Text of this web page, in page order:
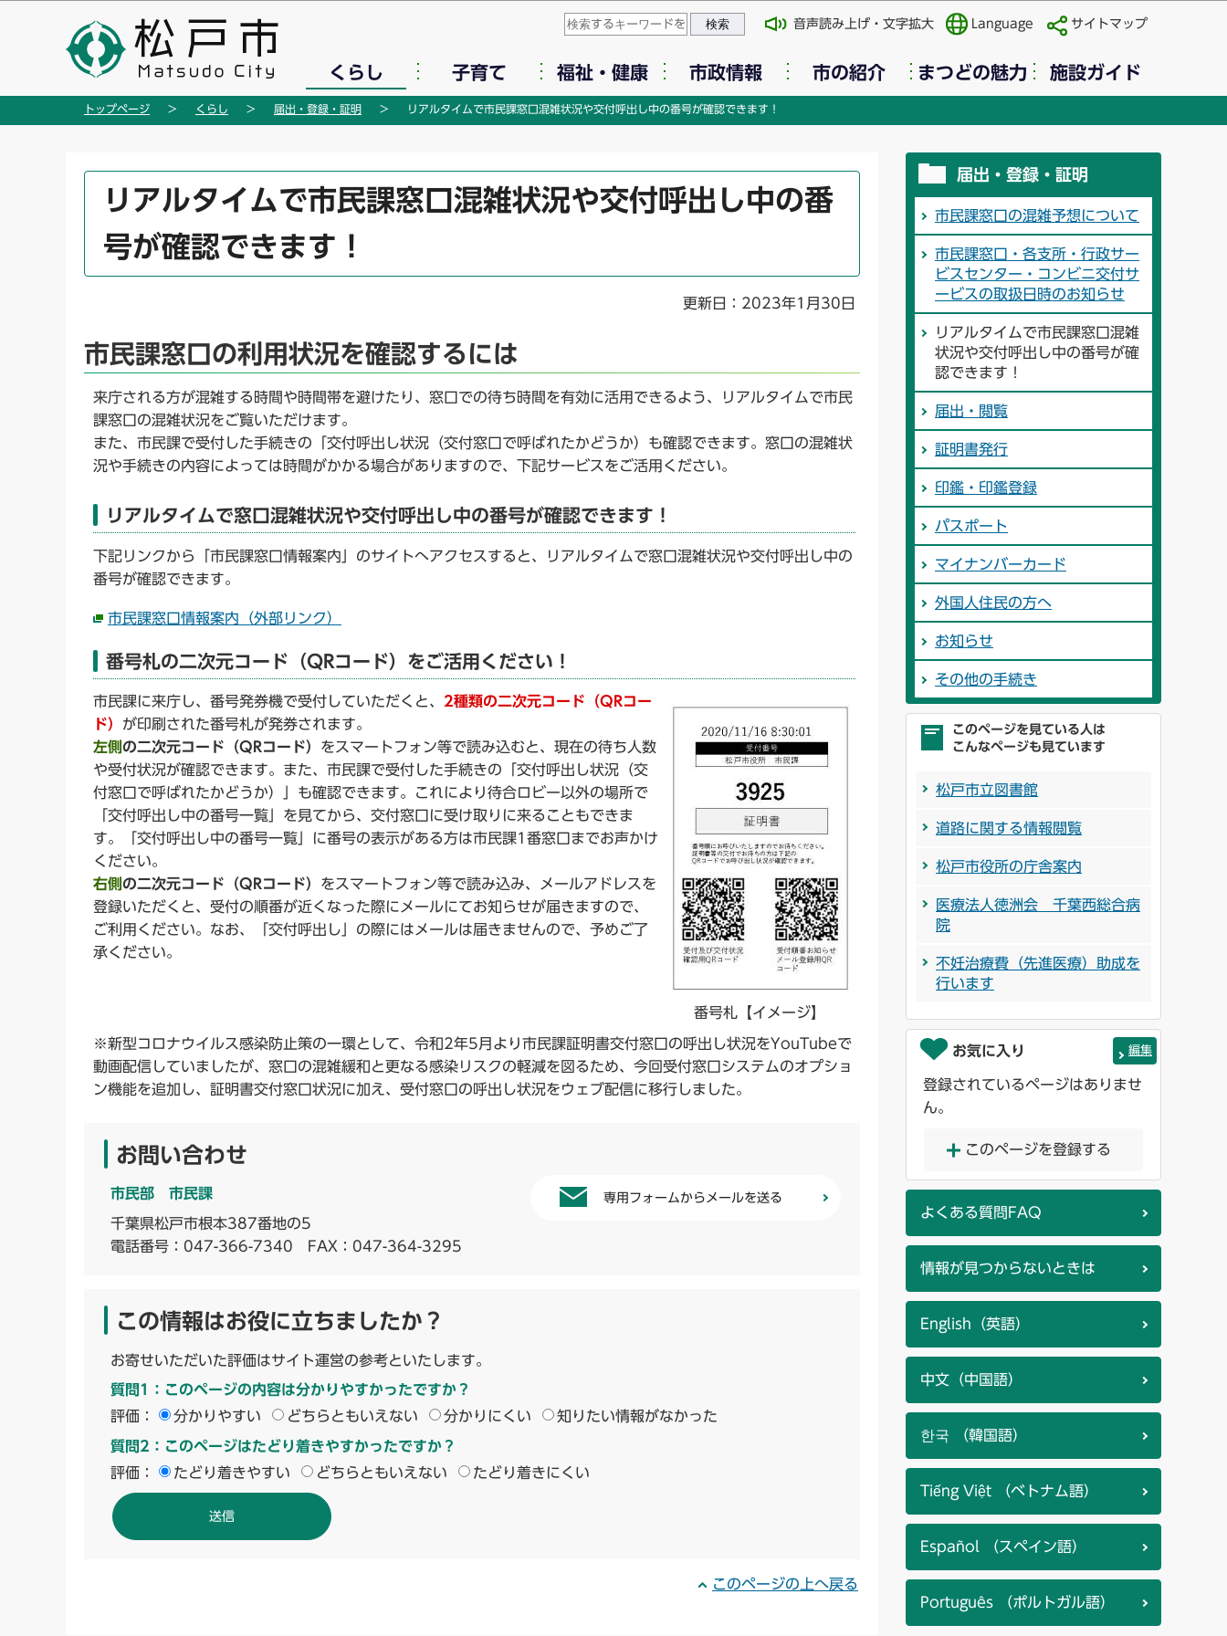
の
このページの本文へ移動
音声読み上げ・文字拡大 Language サイトマップ
くらし 子育て 福祉・健康 市政情報 市の紹介 まつどの魅力 施設ガイド
トップページ くらし 届出・登録・証明 リアルタイムで市民課窓口混雑状況や交付呼出し中の番号が確認できます！
か
リアルタイムで市民課窓口混雑状況や交付呼出し中の番
号が確認できます！
更新日：2023年1月30日
市民課窓口の利用状況を確認するには
来庁される方が混雑する時間や時間帯を避けたり、窓口での待ち時間を有効に活用できるよう、リアルタイムで市民
課窓口の混雑状況をご覧いただけます。
また、市民課で受付した手続きの「交付呼出し状況（交付窓口で呼ばれたかどうか）も確認できます。窓口の混雑状
況や手続きの内容によっては時間がかかる場合がありますので、下記サービスをご活用ください。
リアルタイムで窓口混雑状況や交付呼出し中の番号が確認できます！
下記リンクから「市民課窓口情報案内」のサイトへアクセスすると、リアルタイムで窓口混雑状況や交付呼出し中の
番号が確認できます。
市民課窓口情報案内（外部リンク）
番号札の二次元コード（QRコード）をご活用ください！
番号札【イメージ】
市民課に来庁し、番号発券機で受付していただくと、 2種類の二次元コード（QRコー
ド） が印刷された番号札が発券されます。
左側 の二次元コード（QRコード） をスマートフォン等で読み込むと、現在の待ち人数
や受付状況が確認できます。また、市民課で受付した手続きの「交付呼出し状況（交
付窓口で呼ばれたかどうか）」も確認できます。これにより待合ロビー以外の場所で
「交付呼出し中の番号一覧」を見てから、交付窓口に受け取りに来ることもできま
す。「交付呼出し中の番号一覧」に番号の表示がある方は市民課1番窓口までお声かけ
ください。
右側 の二次元コード（QRコード） をスマートフォン等で読み込み、メールアドレスを
登録いただくと、受付の順番が近くなった際にメールにてお知らせが届きますので、
ご利用ください。なお、「交付呼出し」の際にはメールは届きませんので、予めご了
承ください。
※新型コロナウイルス感染防止策の一環として、令和2年5月より市民課証明書交付窓口の呼出し状況をYouTubeで
動画配信していましたが、窓口の混雑緩和と更なる感染リスクの軽減を図るため、今回受付窓口システムのオプショ
ン機能を追加し、証明書交付窓口状況に加え、受付窓口の呼出し状況をウェブ配信に移行しました。
お問い合わせ
市民部 市民課
千葉県松戸市根本387番地の5
電話番号： 047-366-7340 FAX：047-364-3295
専用フォームからメールを送る
この情報はお役に立ちましたか？
お寄せいただいた評価はサイト運営の参考といたします。
質問1：このページの内容は分かりやすかったですか？
評価：
分かりやすい どちらともいえない 分かりにくい 知りたい情報がなかった
質問2：このページはたどり着きやすかったですか？
評価：
たどり着きやすい どちらともいえない たどり着きにくい
このページの上へ戻る
届出・登録・証明
市民課窓口の混雑予想について
市民課窓口・各支所・行政サー
ビスセンター・コンビニ交付サ
ービスの取扱日時のお知らせ
リアルタイムで市民課窓口混雑
状況や交付呼出し中の番号が確
認できます！
届出・閲覧
証明書発行
印鑑・印鑑登録
パスポート
マイナンバーカード
外国人住民の方へ
お知らせ
その他の手続き
このページを見ている人は
こんなページも見ています
松戸市立図書館
道路に関する情報閲覧
松戸市役所の庁舎案内
医療法人徳洲会 千葉西総合病
院
不妊治療費（先進医療）助成を
行います
お気に入り 編集
登録されているページはありませ
ん。
このページを登録する
よくある質問FAQ
情報が見つからないときは
English（英語）
中文（中国語）
한국 （韓国語）
Tiếng Việt （ベトナム語）
Español （スペイン語）
Português （ポルトガル語）